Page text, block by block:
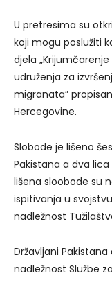
U pretresima su
koji mogu poslužiti
djela
udruženja za
migranata”
Hercegovine.
Slobode je lišeno
Pakistana a dva lica
lišena sloobode su
ispitivanja u
nadležnost
Državljani
nadležnost Službe